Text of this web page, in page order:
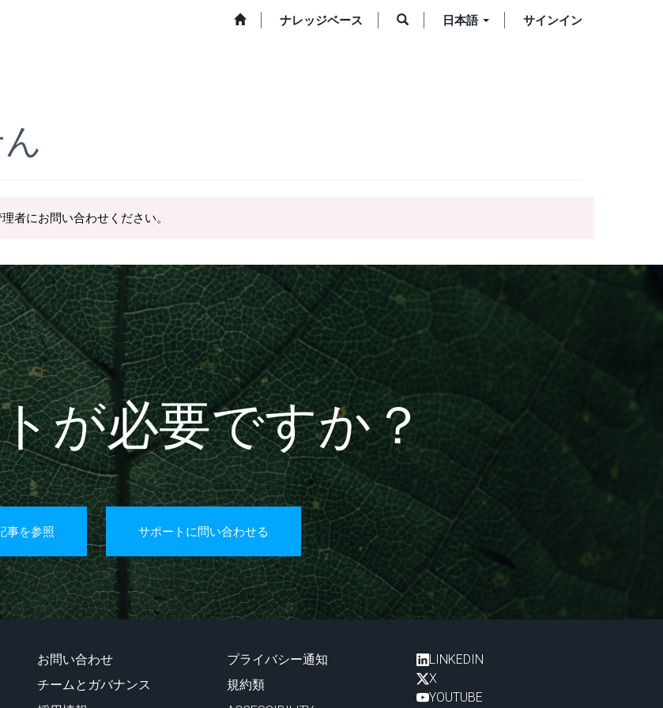
ナレッジベース 日本語 サインイン
者にお問い合わせください。
が必要ですか？
事を参照 サポートに問い合わせる
お問い合わせ
チームとガバナンス
プライバシー通知
規約類
LINKEDIN
X
YOUTUBE